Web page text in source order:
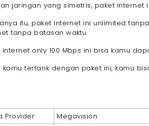
jaringan yang simetris, paket
itu, paket internet ini unlimited
tanpa batasan waktu.
internet only 100 Mbps ini bisa kamu
kamu tertarik dengan paket ini, kamu
Provider
Megavision